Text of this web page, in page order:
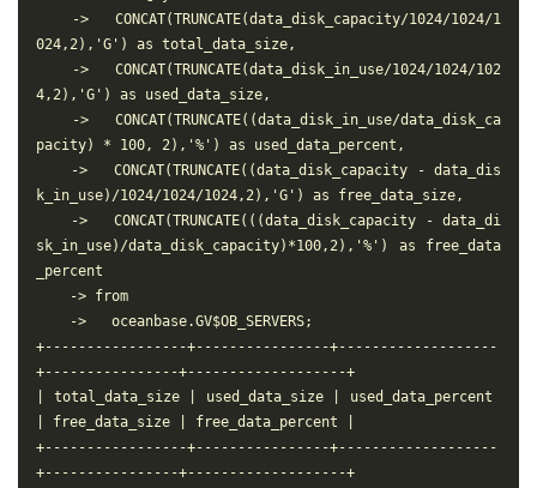
->   CONCAT(TRUNCATE(data_disk_capacity/1024/1024/1
024,2),'G') as total_data_size,
->   CONCAT(TRUNCATE(data_disk_in_use/1024/1024/102
4,2),'G') as used_data_size,
->   CONCAT(TRUNCATE((data_disk_in_use/data_disk_ca
pacity) * 100, 2),'%') as used_data_percent,
->   CONCAT(TRUNCATE((data_disk_capacity - data_dis
k_in_use)/1024/1024/1024,2),'G') as free_data_size,
->   CONCAT(TRUNCATE(((data_disk_capacity - data_di
sk_in_use)/data_disk_capacity)*100,2),'%') as free_data
_percent
-> from
->   oceanbase.GV$OB_SERVERS;
+-----------------+----------------+-------------------
+----------------+-------------------+
| total_data_size | used_data_size | used_data_percent
| free_data_size | free_data_percent |
+-----------------+----------------+-------------------
+----------------+-------------------+